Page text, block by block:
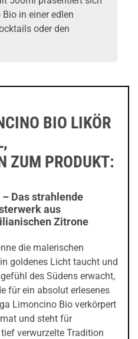
in einer edlen
oder den
BIO LIKÖR
ZUM PRODUKT:
Das strahlende
aus
Zitrone
die malerischen
goldenes Licht taucht und
des Südens erwacht,
für ein absolut erlesenes
Limoncino Bio verkörpert
und steht für
verwurzelte Tradition